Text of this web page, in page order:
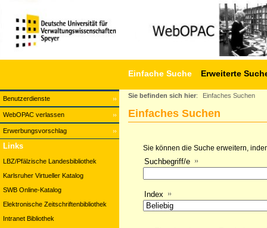
Benutzerdienste
WebOPAC verlassen
Erwerbungsvorschlag
Einfache Suche Erweiterte
Links
LBZ/Pfälzische Landesbibliothek
Karlsruher Virtueller Katalog
SWB Online-Katalog
Elektronische Zeitschriftenbibliothek
Intranet Bibliothek
Sie befinden sich hier: Einfaches Suchen
Einfaches Suchen
Sie können die Suche erweitern,
Suchbegriff/e
Index